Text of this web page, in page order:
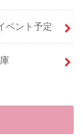
ベント予定